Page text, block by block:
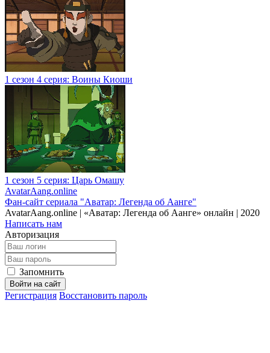
1 сезон 4 серия: Воины Киоши
1 сезон 5 серия: Царь Омашу
AvatarAang.online
Фан-сайт сериала "Аватар: Легенда об Аанге"
AvatarAang.online | «Аватар: Легенда об Аанге» онлайн | 2020
Написать нам
Авторизация
Запомнить
Войти на сайт
Регистрация Восстановить пароль